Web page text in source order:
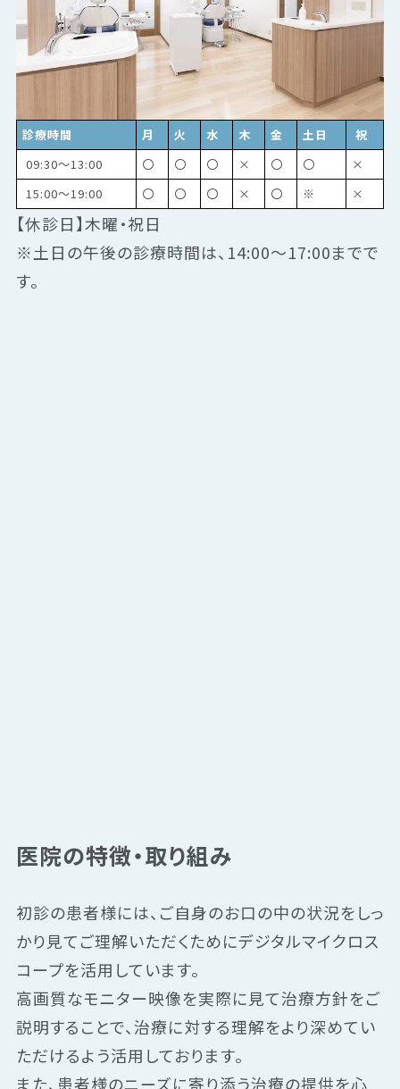
診療時間 月 火 水 木 金 土日
祝
09:30～13:00
〇 〇 〇 × 〇 〇
×
15:00～19:00
〇 〇 〇 × 〇 ※ ×
【休診日】木曜・祝日
※土日の午後の診療時間は、14:00～17:00までで
す。
医院の特徴・取り組み
初診の患者様には、ご自身のお口の中の状況をしっ
かり見てご理解いただくためにデジタルマイクロス
コープを活用しています。
高画質なモニター映像を実際に見て治療方針をご
説明することで、治療に対する理解をより深めてい
ただけるよう活用しております。
また、患者様のニーズに寄り添う治療の提供を心